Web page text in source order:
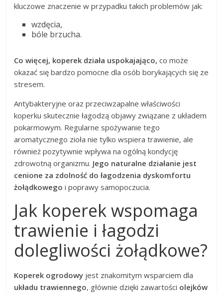
kluczowe znaczenie w przypadku takich problemów jak:
wzdęcia,
bóle brzucha.
Co więcej, koperek działa uspokajająco, co może
okazać się bardzo pomocne dla osób borykających się ze
stresem.
Antybakteryjne oraz przeciwzapalne właściwości
koperku skutecznie łagodzą objawy związane z układem
pokarmowym. Regularne spożywanie tego
aromatycznego zioła nie tylko wspiera trawienie, ale
również pozytywnie wpływa na ogólną kondycję
zdrowotną organizmu. Jego naturalne działanie jest
cenione za zdolność do łagodzenia dyskomfortu
żołądkowego i poprawy samopoczucia.
Jak koperek wspomaga
trawienie i łagodzi
dolegliwości żołądkowe?
Koperek ogrodowy jest znakomitym wsparciem dla
układu trawiennego, głównie dzięki zawartości olejków